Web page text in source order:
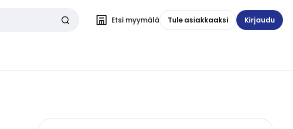
Etsi myymälä Tule asiakkaaksi Kirjaudu